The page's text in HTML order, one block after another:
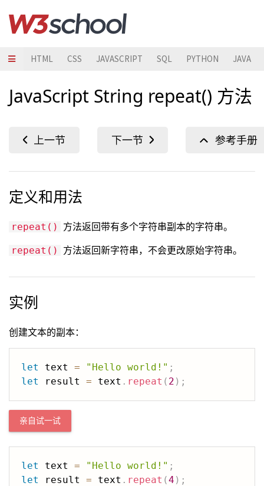
HTML CSS JAVASCRIPT SQL PYTHON JAVA
JavaScript String repeat() 方法
定义和用法
repeat() 方法返回带有多个字符串副本的字符串。
repeat() 方法返回新字符串，不会更改原始字符串。
实例
创建文本的副本：
let text = "Hello world!" ;
let
result = text . repeat ( 2 ) ;
亲自试一试
let text = "Hello world!" ;
let
result = text . repeat (4 ) ;